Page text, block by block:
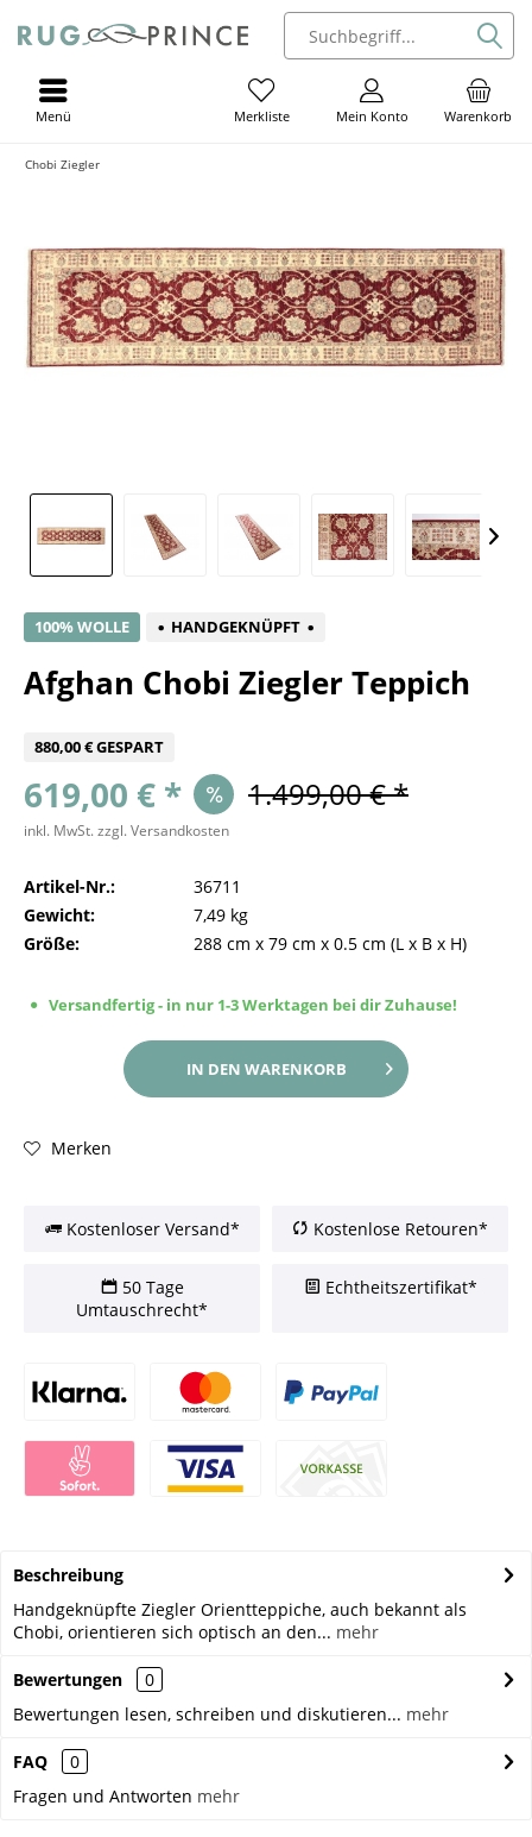
Warenkorb
Mein Konto
Merkliste
Menü
Chobi Ziegler
100% WOLLE HANDGEKNÜPFT
Afghan Chobi Ziegler Teppich
880,00 € GESPART
619,00 € * 1.499,00 € *
inkl. MwSt.zzgl. Versandkosten
Artikel-Nr.:
36711
Gewicht:
7,49 kg
Größe:
288 cm x 79 cm x 0.5 cm (L x B x H)
Versandfertig - in nur 1-3 Werktagen bei dir Zuhause!
IN DEN WARENKORB
Merken
Kostenloser Versand* Kostenlose Retouren*
50 Tage
Umtauschrecht*
Echtheitszertifikat*
Beschreibung
Handgeknüpfte Ziegler Orientteppiche, auch bekannt als
Chobi, orientieren sich optisch an den... mehr
Bewertungen
0
Bewertungen lesen, schreiben und diskutieren... mehr
FAQ
0
Fragen und Antworten mehr